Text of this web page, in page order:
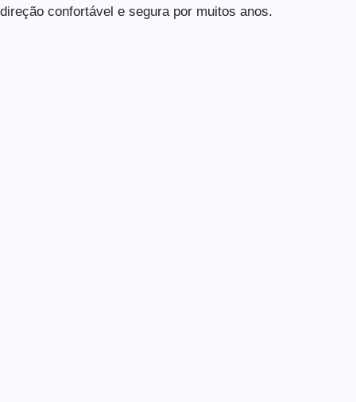
direção confortável e segura por muitos anos.